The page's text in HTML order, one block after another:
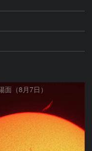
面（8月7日）